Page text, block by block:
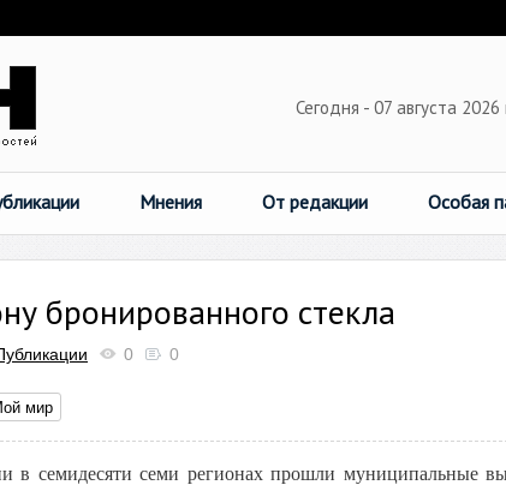
Сегодня - 07 августа 2026
Мнения От редакции Особая
бронированного стекла
0 0
мир
в семидесяти семи регионах прошли муниципальные